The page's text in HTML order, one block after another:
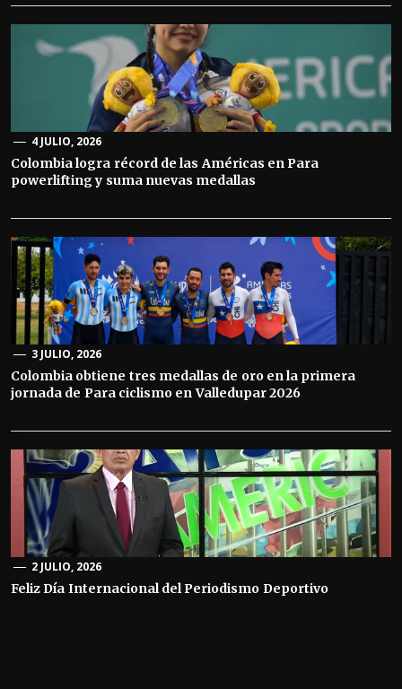
4 JULIO, 2026
Colombia logra récord de las Américas en Para
powerlifting y suma nuevas medallas
3 JULIO, 2026
Colombia obtiene tres medallas de oro en la primera
jornada de Para ciclismo en Valledupar 2026
2 JULIO, 2026
Feliz Día Internacional del Periodismo Deportivo